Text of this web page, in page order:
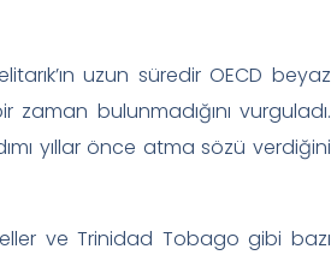
uzun süredir OECD beyaz
zaman bulunmadığını vurguladı.
yıllar önce atma sözü verdiğini
ve Trinidad Tobago gibi bazı